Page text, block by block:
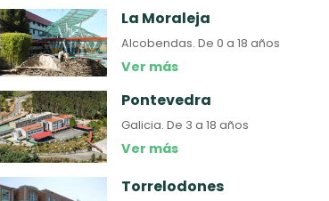
La Moraleja
Alcobendas.De 0 a 18 años
Ver más
Pontevedra
Galicia.De 3 a 18 años
Ver más
Torrelodones